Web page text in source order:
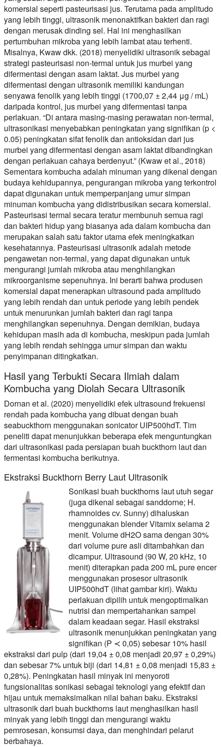
komersial seperti pasteurisasi jus. Terutama pada amplitudo
yang lebih tinggi, ultrasonik menonaktifkan bakteri dan ragi
dengan merusak dinding sel. Hal ini menghasilkan
pertumbuhan mikroba yang lebih lambat atau terhenti.
Misalnya, Kwaw dkk. (2018) menyelidiki ultrasonik sebagai
strategi pasteurisasi non-termal untuk jus murbei yang
difermentasi dengan asam laktat. Jus murbei yang
difermentasi dengan ultrasonik memiliki kandungan
senyawa fenolik yang lebih tinggi (1700,07 ± 2,44 μg / mL)
daripada kontrol, jus murbei yang difermentasi tanpa
perlakuan. “Di antara masing-masing perawatan non-termal,
ultrasonikasi menyebabkan peningkatan yang signifikan (p <
0.05) peningkatan sifat fenolik dan antioksidan dari jus
murbei yang difermentasi dengan asam laktat dibandingkan
dengan perlakuan cahaya berdenyut.” (Kwaw et al., 2018)
Sementara kombucha adalah minuman yang dikenal dengan
budaya kehidupannya, pengurangan mikroba yang terkontrol
dapat digunakan untuk memperpanjang umur simpan
minuman kombucha yang didistribusikan secara komersial.
Pasteurisasi termal secara teratur membunuh semua ragi
dan bakteri hidup yang biasanya ada dalam kombucha dan
merupakan salah satu faktor utama efek meningkatkan
kesehatannya. Pasteurisasi ultrasonik adalah metode
pengawetan non-termal, yang dapat digunakan untuk
mengurangi jumlah mikroba atau menghilangkan
mikroorganisme sepenuhnya. Ini berarti bahwa produsen
komersial dapat menerapkan ultrasound pada amplitudo
yang lebih rendah dan untuk periode yang lebih pendek
untuk menurunkan jumlah bakteri dan ragi tanpa
menghilangkan sepenuhnya. Dengan demikian, budaya
kehidupan masih ada di kombucha, meskipun pada jumlah
yang lebih rendah sehingga umur simpan dan waktu
penyimpanan ditingkatkan.
Hasil yang Terbukti Secara Ilmiah dalam
Kombucha yang Diolah Secara Ultrasonik
Dornan et al. (2020) menyelidiki efek ultrasound frekuensi
rendah pada kombucha yang dibuat dengan buah
seabuckthorn menggunakan sonicator UIP500hdT. Tim
peneliti dapat menunjukkan beberapa efek menguntungkan
dari ultrasonikasi pada persiapan buah buckthorn laut dan
fermentasi kombucha berikutnya.
Ekstraksi Buckthorn Berry Laut Ultrasonik
Sonikasi buah buckthorns laut utuh segar
(juga dikenal sebagai sanddorne; H.
rhamnoides cv. Sunny) dihaluskan
menggunakan blender Vitamix selama 2
menit. Volume dH2O sama dengan 30%
dari volume pure asli ditambahkan dan
dicampur. Ultrasound (90 W, 20 kHz, 10
menit) diterapkan pada 200 mL pure encer
menggunakan prosesor ultrasonik
UIP500hdT (lihat gambar kiri). Waktu
perlakuan dipilih untuk mengoptimalkan
nutrisi dan mempertahankan sampel
dalam keadaan segar. Hasil ekstraksi
ultrasonik menunjukkan peningkatan yang
signifikan (P ≺ 0,05) sebesar 10% hasil
ekstraksi dari pulp (dari 19,04 ± 0,08 menjadi 20,97 ± 0,29%)
dan sebesar 7% untuk biji (dari 14,81 ± 0,08 menjadi 15,83 ±
0,28%). Peningkatan hasil minyak ini menyoroti
fungsionalitas sonikasi sebagai teknologi yang efektif dan
hijau untuk memaksimalkan nilai bahan baku. Ekstraksi
ultrasonik dari buah buckthorns laut menghasilkan hasil
minyak yang lebih tinggi dan mengurangi waktu
pemrosesan, konsumsi daya, dan menghindari pelarut
berbahaya.